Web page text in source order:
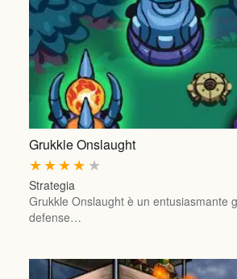
Grukkle Onslaught
★
★
★
★
★
Strategia
Grukkle Onslaught è un entusiasmante
defense…